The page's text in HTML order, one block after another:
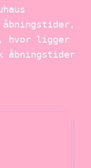
åbningstider,
hvor ligger
åbningstider